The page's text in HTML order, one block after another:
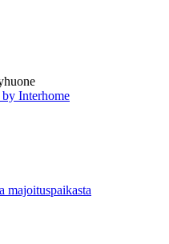
Interhome
majoituspaikasta